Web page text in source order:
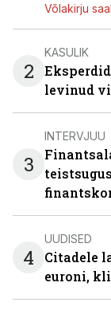
Võlakirju
2
KASULIK
levinud
3
INTERVJUU
4
UUDISED
Citadele
euroni,